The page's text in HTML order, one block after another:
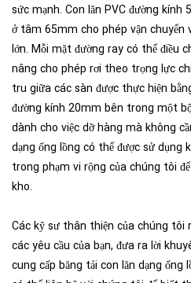
sức mạnh. Con lăn PVC đường
ở tâm 65mm cho phép vận chuyển
lớn. Mỗi mặt đường ray có thể điều
nâng cho phép rơi theo trọng lực
tru giữa các sàn được thực hiện
đường kính 20mm bên trong một
dành cho việc dỡ hàng mà không
dạng ống lồng có thể được sử dụng
trong phạm vi rộng của chúng tôi
kho.
Các kỹ sư thân thiện của chúng tôi
các yêu cầu của bạn, đưa ra lời
cung cấp băng tải con lăn dạng ống